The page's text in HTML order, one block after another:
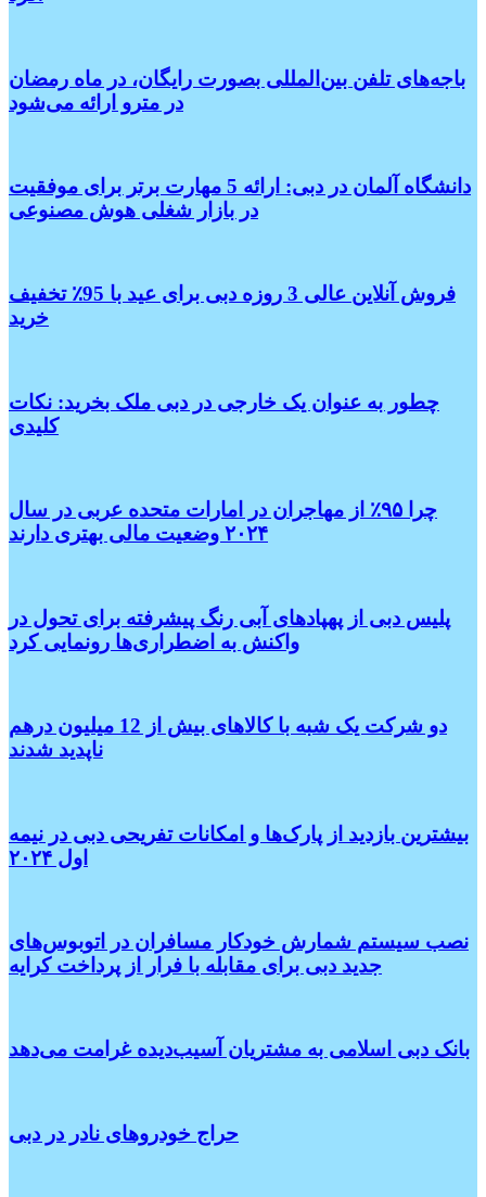
باجه‌های تلفن بین‌المللی بصورت رایگان، در ماه رمضان
در مترو ارائه می‌شود
دانشگاه آلمان در دبی: ارائه 5 مهارت برتر برای موفقیت
در بازار شغلی هوش مصنوعی
فروش آنلاین عالی 3 روزه دبی برای عید با 95٪ تخفیف
خرید
چطور به عنوان یک خارجی در دبی ملک بخرید: نکات
کلیدی
چرا ۹۵٪ از مهاجران در امارات متحده عربی در سال
۲۰۲۴ وضعیت مالی بهتری دارند
پلیس دبی از پهپادهای آبی رنگ پیشرفته برای تحول در
واکنش به اضطراری‌ها رونمایی کرد
دو شرکت یک شبه با کالاهای بیش از 12 میلیون درهم
ناپدید شدند
بیشترین بازدید از پارک‌ها و امکانات تفریحی دبی در نیمه
اول ۲۰۲۴
نصب سیستم شمارش خودکار مسافران در اتوبوس‌های
جدید دبی برای مقابله با فرار از پرداخت کرایه
بانک دبی اسلامی به مشتریان آسیب‌دیده غرامت می‌دهد
حراج خودروهای نادر در دبی